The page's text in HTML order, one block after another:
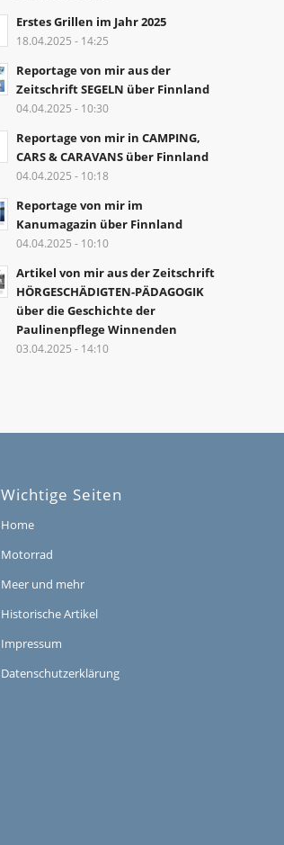
Erstes Grillen im Jahr 2025
18.04.2025 - 14:25
Reportage von mir aus der
Zeitschrift SEGELN über Finnland
04.04.2025 - 10:30
Reportage von mir in CAMPING,
CARS & CARAVANS über Finnland
04.04.2025 - 10:18
Reportage von mir im
Kanumagazin über Finnland
04.04.2025 - 10:10
Artikel von mir aus der Zeitschrift
HÖRGESCHÄDIGTEN-PÄDAGOGIK
über die Geschichte der
Paulinenpflege Winnenden
03.04.2025 - 14:10
Wichtige Seiten
Home
Motorrad
Meer und mehr
Historische Artikel
Impressum
Datenschutzerklärung